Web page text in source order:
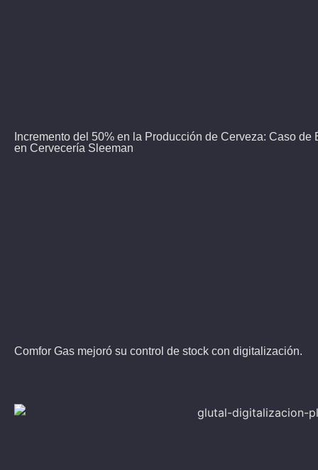
Incremento del 50% en la Producción de Cerveza: Caso
en Cervecería Sleeman
Comfor Gas mejoró su control de stock con digitalización.